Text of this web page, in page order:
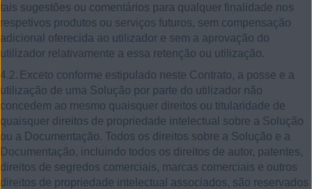
tais sugestões ou comentários para qualquer finalidade nos
respetivos produtos ou serviços futuros, sem compensação
adicional oferecida ao utilizador e sem a aprovação do
utilizador relativamente a essa retenção ou utilização.
4.2. Exceto conforme estipulado neste Contrato, a posse e a
utilização de uma Solução por parte do utilizador não
concedem ao mesmo quaisquer direitos ou titularidade de
quaisquer direitos de propriedade intelectual sobre a Solução
ou a Documentação. Todos os direitos sobre a Solução e a
Documentação, incluindo todos os direitos de autor, patentes,
direitos de segredos comerciais, marcas comerciais e outros
direitos de propriedade intelectual associados, são reservados